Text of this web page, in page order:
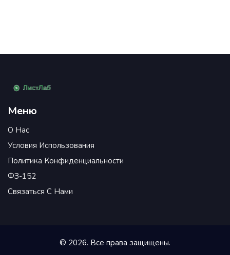
Меню
О Нас
Условия Использования
Политика Конфиденциальности
ФЗ-152
Связаться С Нами
© 2026. Все права защищены.